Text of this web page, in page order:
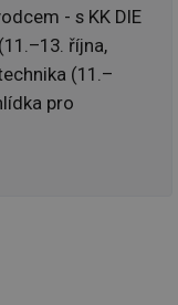
- s KK DIE
října,
(11.–
pro